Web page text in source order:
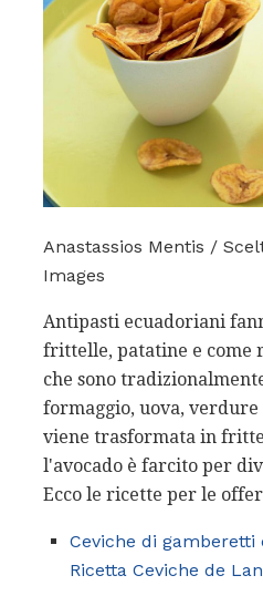
Anastassios Mentis /
Images
Antipasti ecuadoriani
frittelle, patatine e come
che sono
formaggio, uova,
viene trasformata in
l'avocado è farcito per
Ecco le ricette per le
Ceviche di
Ricetta Ceviche de